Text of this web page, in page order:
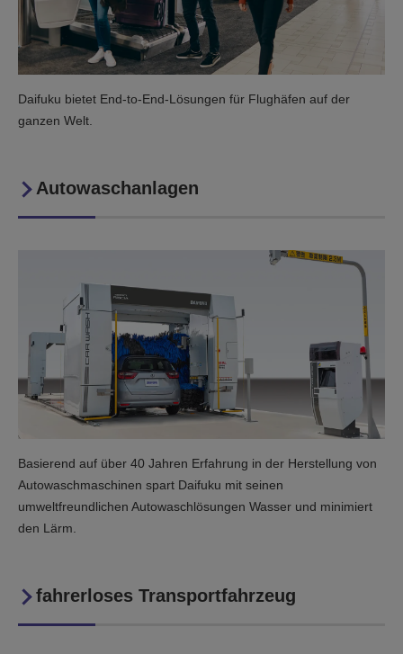
Daifuku bietet End-to-End-Lösungen für Flughäfen auf der
ganzen Welt.
Autowaschanlagen
Basierend auf über 40 Jahren Erfahrung in der Herstellung von
Autowaschmaschinen spart Daifuku mit seinen
umweltfreundlichen Autowaschlösungen Wasser und minimiert
den Lärm.
fahrerloses Transportfahrzeug